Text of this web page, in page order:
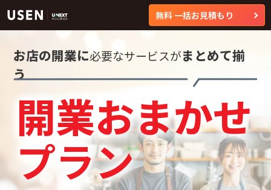
無料 一括お見積もり
お店の開業に必要なサービスがまとめて揃
う
開業おまかせ
プラン